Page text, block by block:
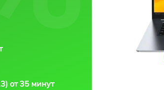
от 35 минут